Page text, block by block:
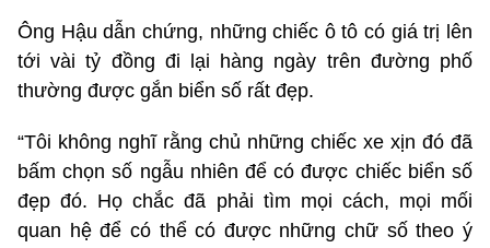
Ông Hậu dẫn chứng, những chiếc ô tô có giá trị lên
tới vài tỷ đồng đi lại hàng ngày trên đường phố
thường được gắn biển số rất đẹp.
“Tôi không nghĩ rằng chủ những chiếc xe xịn đó đã
bấm chọn số ngẫu nhiên để có được chiếc biển số
đẹp đó. Họ chắc đã phải tìm mọi cách, mọi mối
quan hệ để có thể có được những chữ số theo ý